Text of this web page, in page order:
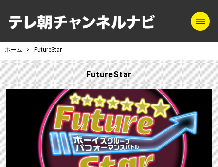
テレ朝チャンネ
ホーム FutureStar
FutureStar